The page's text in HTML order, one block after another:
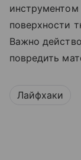
инструментом
поверхности
Важно
повредить
Лайфхаки